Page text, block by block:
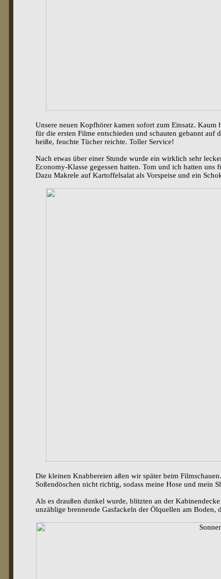
Unsere neuen Kopfhörer kamen sofort zum Einsatz. Kaum
für die ersten Filme entschieden und schauten gebannt
heiße, feuchte Tücher reichte. Toller Service!
Nach etwas über einer Stunde wurde ein wirklich sehr
Economy-Klasse gegessen hatten. Tom und ich hatten
Dazu Makrele auf Kartoffelsalat als Vorspeise und ein
Die kleinen Knabbereien aßen wir später beim
Soßendöschen nicht richtig, sodass meine Hose und
Als es draußen dunkel wurde, blitzten an der
unzählige brennende Gasfackeln der Ölquellen am Boden,